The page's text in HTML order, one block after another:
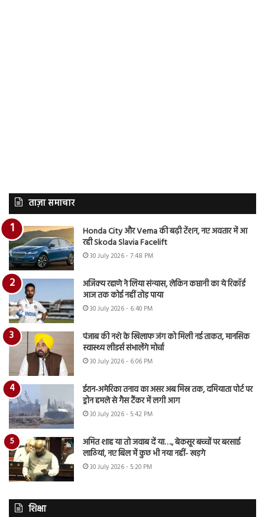
ताज़ा समाचार
Honda City और Verna की बढ़ी टेंशन, नए अवतार में आ
रही Skoda Slavia Facelift
30 July 2026 - 7:48 PM
अजिंक्य रहाणे ने लिया संन्यास, लेकिन कप्तानी का ये रिकॉर्ड
आज तक कोई नहीं तोड़ पाया
30 July 2026 - 6:40 PM
पंजाब की नशे के खिलाफ जंग को मिली नई ताकत, मानसिक
स्वास्थ्य लीडर्स संभालेंगे मोर्चा
30 July 2026 - 6:06 PM
ईरान-अमेरिका तनाव का असर अब मिस्र तक, दमियाता पोर्ट पर
ड्रोन हमले से गैस टैंकर में लगी आग
30 July 2026 - 5:42 PM
अमित शाह या तो जवाब दें या…., बेकसूर बच्चों पर बरसाई
लाठियां, नए बिल में कुछ भी नया नहीं- खड़गे
30 July 2026 - 5:20 PM
शिक्षा